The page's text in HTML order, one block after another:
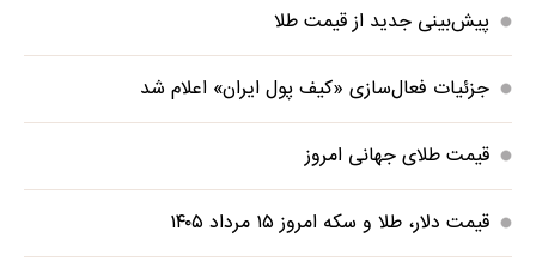
پیش‌بینی جدید از قیمت طلا
جزئیات فعال‌سازی «کیف پول ایران» اعلام شد
قیمت طلای جهانی امروز
قیمت دلار، طلا و سکه امروز ۱۵ مرداد ۱۴۰۵